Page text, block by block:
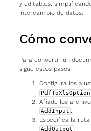
y editables,
intercambio de datos.
Cómo
Para convertir un
sigue estos pasos:
Configura los
Añade los
AddInput .
Especifica la
AddOutput .